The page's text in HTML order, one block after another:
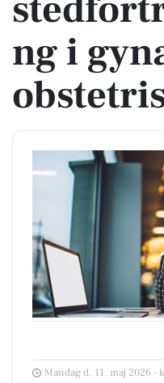
ng i
Mandag d. 11. maj 2026 -